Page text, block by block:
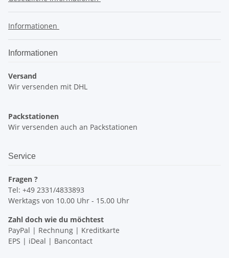
Informationen
Informationen
Versand
Wir versenden mit DHL
Packstationen
Wir versenden auch an Packstationen
Service
Fragen ?
Tel: +49 2331/4833893
Werktags von 10.00 Uhr - 15.00 Uhr
Zahl doch wie du möchtest
PayPal | Rechnung | Kreditkarte
EPS | iDeal | Bancontact